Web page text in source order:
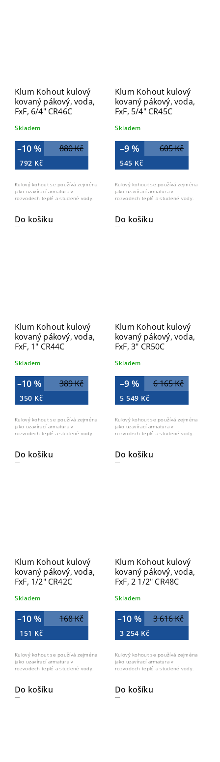
Klum Kohout kulový
kovaný pákový, voda,
FxF, 6/4" CR46C
Skladem
880 Kč
–10 %
792 Kč
Do košíku
Kulový kohout se používá zejména
jako uzavírací armatura v
rozvodech teplé a studené vody.
Klum Kohout kulový
kovaný pákový, voda,
FxF, 5/4" CR45C
Skladem
605 Kč
–9 %
545 Kč
Do košíku
Kulový kohout se používá zejména
jako uzavírací armatura v
rozvodech teplé a studené vody.
Klum Kohout kulový
kovaný pákový, voda,
FxF, 1" CR44C
Skladem
389 Kč
–10 %
350 Kč
Do košíku
Kulový kohout se používá zejména
jako uzavírací armatura v
rozvodech teplé a studené vody.
Klum Kohout kulový
kovaný pákový, voda,
FxF, 3" CR50C
Skladem
6 165 Kč
–9 %
5 549 Kč
Do košíku
Kulový kohout se používá zejména
jako uzavírací armatura v
rozvodech teplé a studené vody.
Klum Kohout kulový
kovaný pákový, voda,
FxF, 1/2" CR42C
Skladem
168 Kč
–10 %
151 Kč
Do košíku
Kulový kohout se používá zejména
jako uzavírací armatura v
rozvodech teplé a studené vody.
Klum Kohout kulový
kovaný pákový, voda,
FxF, 2 1/2" CR48C
Skladem
3 616 Kč
–10 %
3 254 Kč
Do košíku
Kulový kohout se používá zejména
jako uzavírací armatura v
rozvodech teplé a studené vody.